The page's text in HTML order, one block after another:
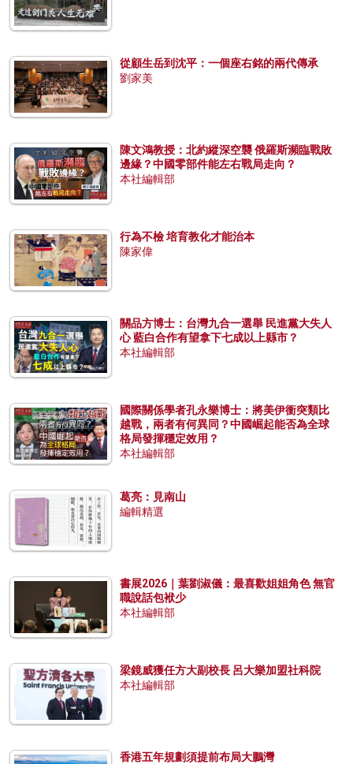
從顧生岳到沈平：一個座右銘的兩代傳承
劉家美
陳文鴻教授：北約縱深空襲 俄羅斯瀕臨戰敗
邊緣？中國零部件能左右戰局走向？
本社編輯部
行為不檢 培育教化才能治本
陳家偉
關品方博士：台灣九合一選舉 民進黨大失人
心 藍白合作有望拿下七成以上縣市？
本社編輯部
國際關係學者孔永樂博士：將美伊衝突類比
越戰，兩者有何異同？中國崛起能否為全球
格局發揮穩定效用？
本社編輯部
葛亮：見南山
編輯精選
書展2026｜葉劉淑儀：最喜歡姐姐角色 無官
職說話包袱少
本社編輯部
梁鏡威獲任方大副校長 呂大樂加盟社科院
本社編輯部
香港五年規劃須提前布局大鵬灣